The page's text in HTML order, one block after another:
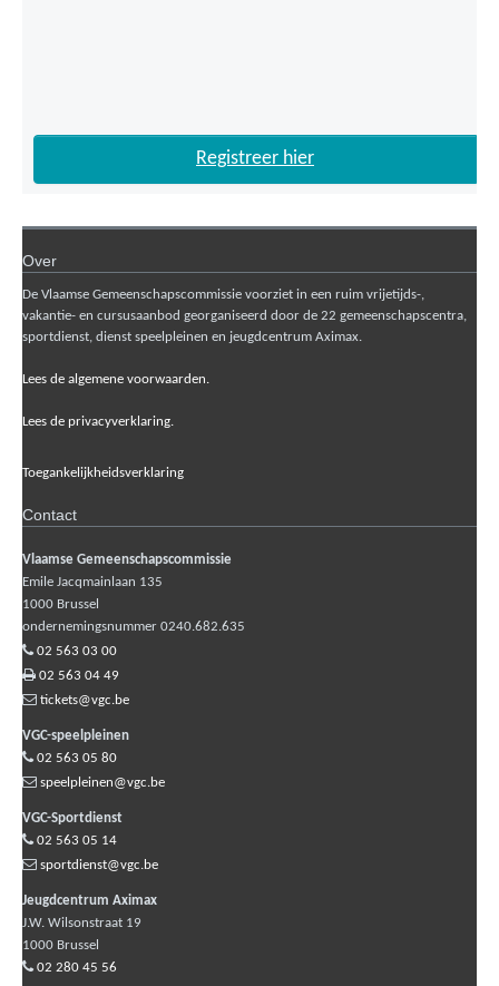
Registreer hier
Over
De Vlaamse Gemeenschapscommissie voorziet in een ruim vrijetijds-,
vakantie- en cursusaanbod georganiseerd door de 22 gemeenschapscentra,
sportdienst, dienst speelpleinen en jeugdcentrum Aximax.
Lees de algemene voorwaarden.
Lees de privacyverklaring.
Toegankelijkheidsverklaring
Contact
Vlaamse Gemeenschapscommissie
Emile Jacqmainlaan 135
1000 Brussel
ondernemingsnummer 0240.682.635
02 563 03 00
02 563 04 49
tickets@vgc.be
VGC-speelpleinen
02 563 05 80
speelpleinen@vgc.be
VGC-Sportdienst
02 563 05 14
sportdienst@vgc.be
Jeugdcentrum Aximax
J.W. Wilsonstraat 19
1000 Brussel
02 280 45 56